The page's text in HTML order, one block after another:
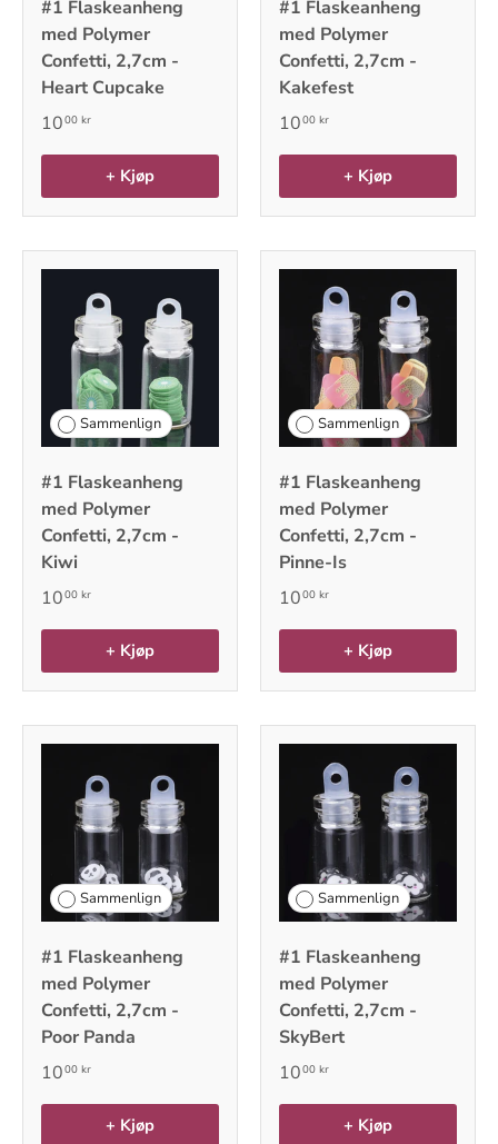
#1 Flaskeanheng
med Polymer
Confetti, 2,7cm -
Heart Cupcake
1000 kr
+ Kjøp
#1 Flaskeanheng
med Polymer
Confetti, 2,7cm -
Kakefest
1000 kr
+ Kjøp
Sammenlign
#1 Flaskeanheng
med Polymer
Confetti, 2,7cm -
Kiwi
1000 kr
+ Kjøp
Sammenlign
#1 Flaskeanheng
med Polymer
Confetti, 2,7cm -
Pinne-Is
1000 kr
+ Kjøp
Sammenlign
#1 Flaskeanheng
med Polymer
Confetti, 2,7cm -
Poor Panda
1000 kr
+ Kjøp
Sammenlign
#1 Flaskeanheng
med Polymer
Confetti, 2,7cm -
SkyBert
1000 kr
+ Kjøp